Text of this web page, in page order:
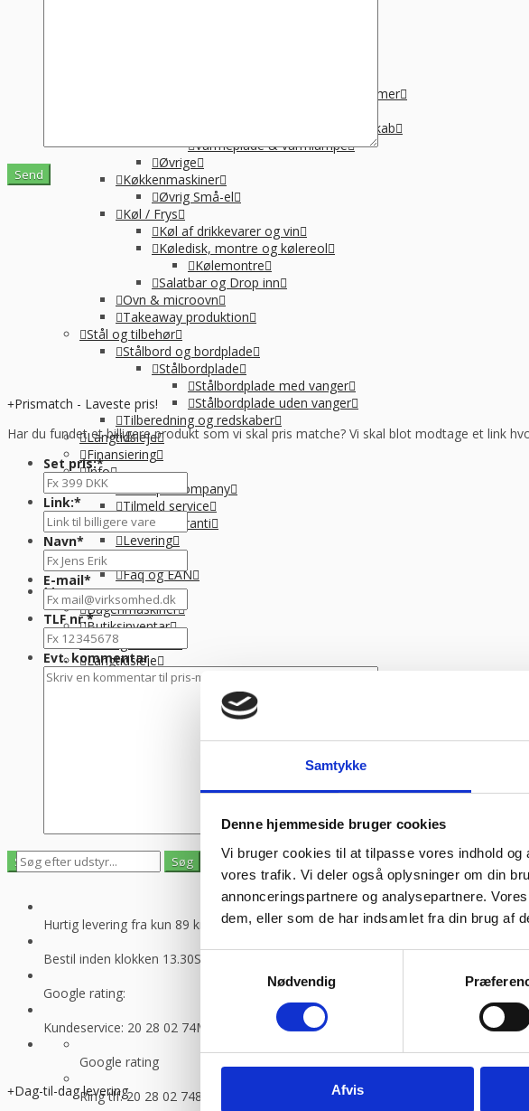
Samtykke
Denne hjemmeside bruger cookies
Vi bruger cookies til at tilpasse vores indhold
vores trafik. Vi deler også oplysninger om din
annonceringspartnere og analysepartnere.
dem, eller som de har indsamlet fra din brug af
Samtykkevalg
Nødvendig
Afvis
Suppegryde, vandvarmer og pølsevarmer
Varmelampe, varmeplade og varmeskab
Varmeplade & varmlampe
Øvrige
Køkkenmaskiner
Øvrig Små-el
Køl / Frys
Køl af drikkevarer og vin
Køledisk, montre og kølereol
Kølemontre
Salatbar og Drop inn
Ovn & microovn
Takeaway produktion
Stål og tilbehør
Stålbord og bordplade
Stålbordplade
Stålbordplade med vanger
Stålbordplade uden vanger
Tilberedning og redskaber
Langtidsleje
Finansiering
Info
Om Kpa Company
Tilmeld service
Udvidet garanti
Levering
Faq og EAN
Menu
Bagerimaskiner
Butiksinventar
Stål og tilbehør
Langtidsleje
Finansiering
Om Kpa Company
Se gemte varer
Se indkøbskurv
Hurtig levering fra kun 89 kr.
Vi sender med GLS og Danske fragtmænd
Bestil inden klokken 13.30Så sender vi lagervarer samme dag
Google rating:
Kundeservice: 20 28 02 74Man-torsdag 08:30 – 16.00, fredag 08:30 – 13.30
Google rating
Ring tlf. 20 28 02 748-16.30 (fre 8-13.30)
Prismatch - Laveste pris!
Har du fundet et billigere produkt som vi skal pris matche? Vi skal blot modtage et link
Set pris:*
Link:*
Navn*
E-mail*
TLF nr.*
Evt. kommentar
Dag-til-dag levering